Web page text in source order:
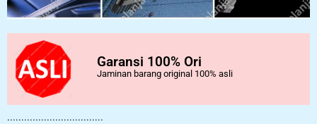
Garansi 100% Ori
Jaminan barang original 100% asli
..................................